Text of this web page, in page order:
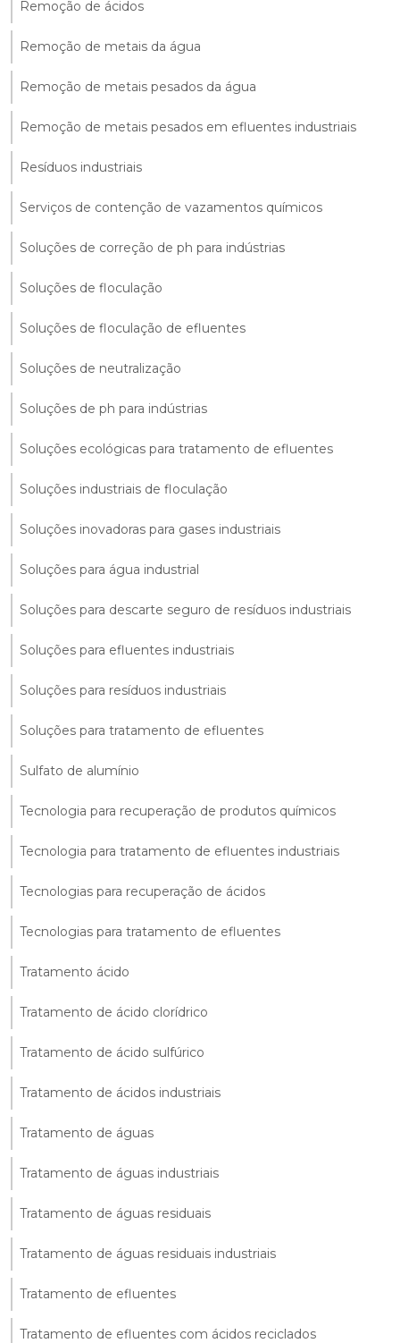
Remoção de ácidos
Remoção de metais da água
Remoção de metais pesados da água
Remoção de metais pesados em efluentes industriais
Resíduos industriais
Serviços de contenção de vazamentos químicos
Soluções de correção de ph para indústrias
Soluções de floculação
Soluções de floculação de efluentes
Soluções de neutralização
Soluções de ph para indústrias
Soluções ecológicas para tratamento de efluentes
Soluções industriais de floculação
Soluções inovadoras para gases industriais
Soluções para água industrial
Soluções para descarte seguro de resíduos industriais
Soluções para efluentes industriais
Soluções para resíduos industriais
Soluções para tratamento de efluentes
Sulfato de alumínio
Tecnologia para recuperação de produtos químicos
Tecnologia para tratamento de efluentes industriais
Tecnologias para recuperação de ácidos
Tecnologias para tratamento de efluentes
Tratamento ácido
Tratamento de ácido clorídrico
Tratamento de ácido sulfúrico
Tratamento de ácidos industriais
Tratamento de águas
Tratamento de águas industriais
Tratamento de águas residuais
Tratamento de águas residuais industriais
Tratamento de efluentes
Tratamento de efluentes com ácidos reciclados